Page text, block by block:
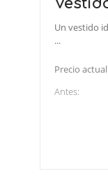
Un vestido
...
Precio
Antes: